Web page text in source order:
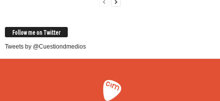
Follow me on Twitter
Tweets by @Cuestiondmedios